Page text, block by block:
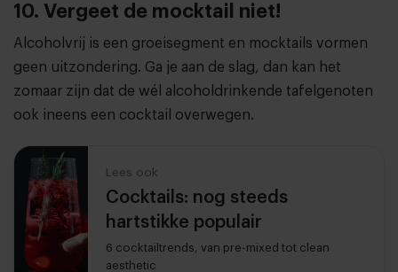
10. Vergeet de mocktail niet!
Alcoholvrij is een groeisegment en mocktails vormen
geen uitzondering. Ga je aan de slag, dan kan het
zomaar zijn dat de wél alcoholdrinkende tafelgenoten
ook ineens een cocktail overwegen.
Lees ook
Cocktails: nog steeds
hartstikke populair
6 cocktailtrends, van pre-mixed tot clean
aesthetic